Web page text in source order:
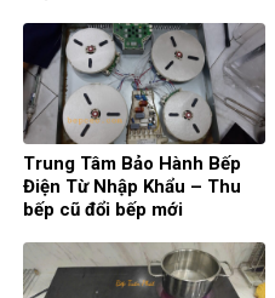
Trung Tâm Bảo Hành Bếp
Điện Từ Nhập Khẩu – Thu
bếp cũ đổi bếp mới